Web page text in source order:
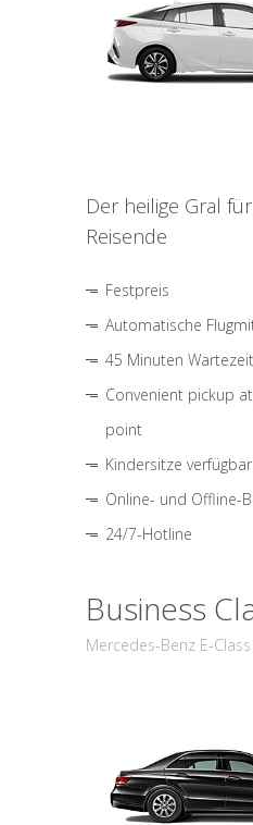
Der heilige Gral
Reisende
Festpreis
Automatische
45 Minuten
Convenient pickup
point
Kindersitze
Online- und Offline-
24/7-Hotline
Business
Mercedes-Benz E-